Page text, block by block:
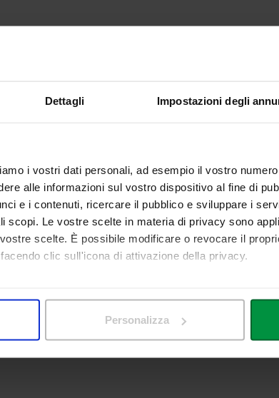
Dettagli Impostazioni degli
i vostri dati personali, ad esempio il vostro
alle informazioni sul vostro dispositivo al fine di
e i contenuti, ricercare il pubblico e sviluppare i
scopi. Le vostre scelte in materia di privacy sono
scelte. È possibile modificare o revocare il
clic sull'icona di attivazione della privacy.
scansionandolo attivamente alla ricerca di
Personalizza